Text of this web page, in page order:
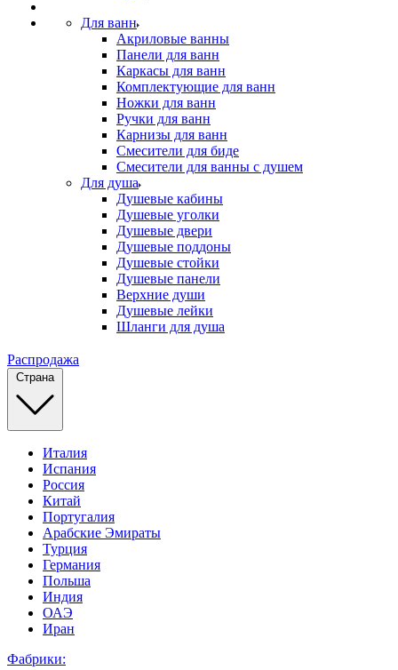
Для ванн
Акриловые ванны
Панели для ванн
Каркасы для ванн
Комплектующие для ванн
Ножки для ванн
Ручки для ванн
Карнизы для ванн
Смесители для биде
Смесители для ванны с душем
Для душа
Душевые кабины
Душевые уголки
Душевые двери
Душевые поддоны
Душевые стойки
Душевые панели
Верхние души
Душевые лейки
Шланги для душа
Распродажа
Страна
Италия
Испания
Россия
Китай
Португалия
Арабские Эмираты
Турция
Германия
Польша
Индия
ОАЭ
Иран
Фабрики: